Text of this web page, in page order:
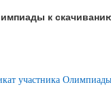
к
участника